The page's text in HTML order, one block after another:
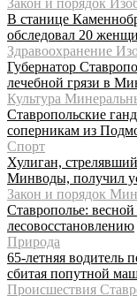
В станице
обследовал 20
Здравоохранение
Губернатор
лечебной грязи в
Культура
Ставропольские
соперникам из
Спорт
Хулиган,
Минводы, получил
Закон и порядок
Ставрополье:
лесовосстановлению
Природа
65-летняя водитель
сбитая попутной
Происшествия